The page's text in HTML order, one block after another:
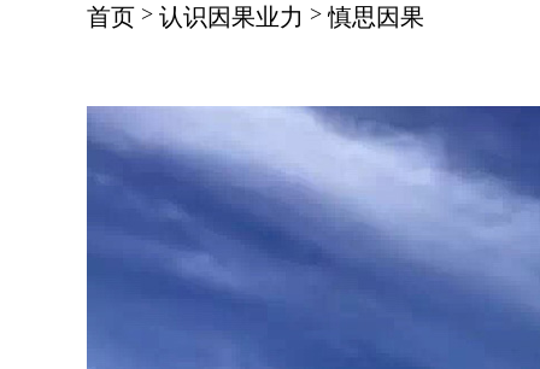
首页 > 认识因果业力 > 慎思因果